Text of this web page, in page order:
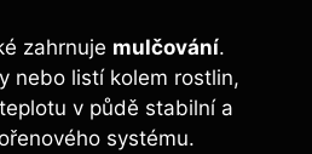
zahrnuje mulčování.
nebo listí kolem rostlin,
v půdě stabilní a
systému.